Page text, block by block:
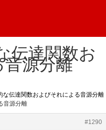
伝達関数お
源分離
な伝達関数およびそれによる音源分離
音源分離
#1290